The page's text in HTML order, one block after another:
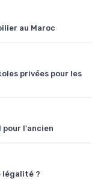
au Maroc
privées pour les
pour l'ancien
légalité ?